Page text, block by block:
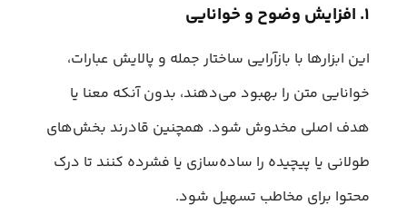
۱. افزایش وضوح و خوانایی
این ابزارها با بازآرایی ساختار جمله و پالایش عبارات،
خوانایی متن را بهبود می‌دهند، بدون آنکه معنا یا
هدف اصلی مخدوش شود. همچنین قادرند بخش‌های
طولانی یا پیچیده را ساده‌سازی یا فشرده کنند تا درک
محتوا برای مخاطب تسهیل شود.